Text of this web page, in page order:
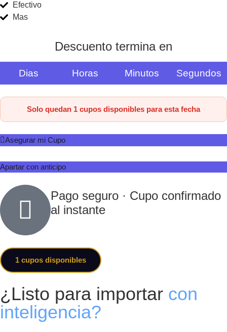
Efectivo
Mas
Descuento termina en
Dias Horas Minutos Segundos
Solo quedan 1 cupos disponibles para esta fecha
Asegurar mi Cupo
Apartar con anticipo
Pago seguro · Cupo confirmado
al instante
1 cupos disponibles
¿Listo para importar con
inteligencia?